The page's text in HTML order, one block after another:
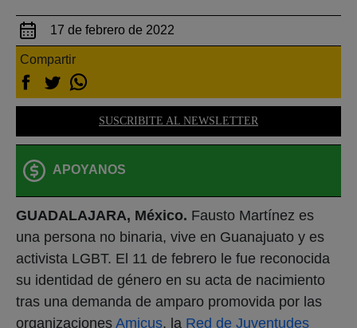
17 de febrero de 2022
Compartir
SUSCRIBITE AL NEWSLETTER
APOYANOS
GUADALAJARA, México. Fausto Martínez es
una persona no binaria, vive en Guanajuato y es
activista LGBT. El 11 de febrero le fue reconocida
su identidad de género en su acta de nacimiento
tras una demanda de amparo promovida por las
organizaciones Amicus, la Red de Juventudes